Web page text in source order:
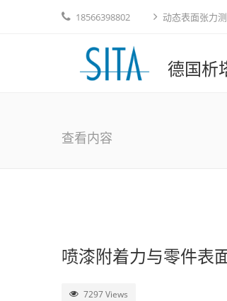
18566398802 动态表面张力
德国析
查看内容
喷漆附着力与零件表
7297 Views